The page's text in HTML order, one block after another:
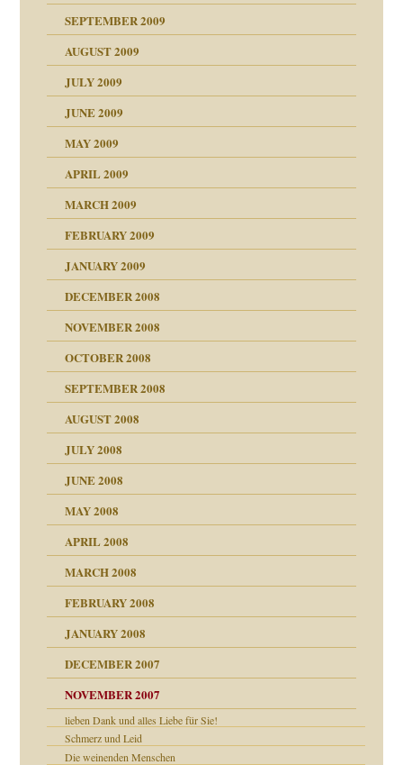
SEPTEMBER 2009
AUGUST 2009
JULY 2009
JUNE 2009
MAY 2009
APRIL 2009
MARCH 2009
FEBRUARY 2009
JANUARY 2009
DECEMBER 2008
NOVEMBER 2008
OCTOBER 2008
SEPTEMBER 2008
AUGUST 2008
JULY 2008
Juni 2008
JUNE 2008
und Staat
MAY 2008
APRIL 2008
MARCH 2008
FEBRUARY 2008
JANUARY 2008
DECEMBER 2007
NOVEMBER 2007
lieben Dank und alles Liebe für Sie!
Schmerz und Leid
Die weinenden Menschen